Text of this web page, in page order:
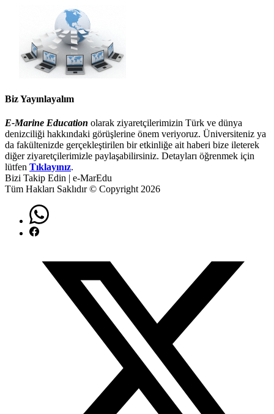
Biz Yayınlayalım
E-Marine Education olarak ziyaretçilerimizin Türk ve dünya
denizciliği hakkındaki görüşlerine önem veriyoruz. Üniversiteniz ya
da fakültenizde gerçekleştirilen bir etkinliğe ait haberi bize ileterek
diğer ziyaretçilerimizle paylaşabilirsiniz. Detayları öğrenmek için
lütfen Tıklayınız.
Bizi Takip Edin | e-MarEdu
Tüm Hakları Saklıdır © Copyright 2026